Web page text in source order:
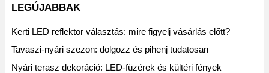
LEGÚJABBAK
Kerti LED reflektor választás: mire figyelj vásárlás előtt?
Tavaszi-nyári szezon: dolgozz és pihenj tudatosan
Nyári terasz dekoráció: LED-füzérek és kültéri fények